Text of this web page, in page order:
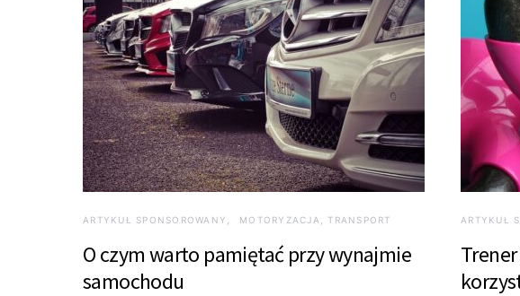
ARTYKUŁ SPONSOROWANY MOTORYZACJA, TRANSPORT
O czym warto pamiętać przy wynajmie
samochodu
ARTYKUŁ